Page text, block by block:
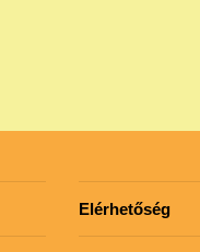
Elérhetőség